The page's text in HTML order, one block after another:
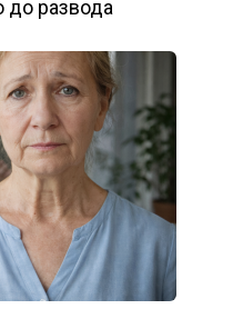
развода